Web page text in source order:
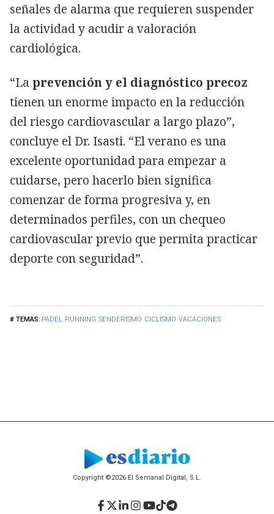
PÁDEL RUNNING SENDERISMO CICLISMO VACACIONES
señales de alarma que requieren suspender
la actividad y acudir a valoración
cardiológica.
“La prevención y el diagnóstico precoz
tienen un enorme impacto en la reducción
del riesgo cardiovascular a largo plazo”,
concluye el Dr. Isasti. “El verano es una
excelente oportunidad para empezar a
cuidarse, pero hacerlo bien significa
comenzar de forma progresiva y, en
determinados perfiles, con un chequeo
cardiovascular previo que permita practicar
deporte con seguridad”.
Copyright ©2026 El Semanal Digital, S.L.
Facebook
Twitter
LinkedIn
Instagram
YouTube
TikTok
Telegram